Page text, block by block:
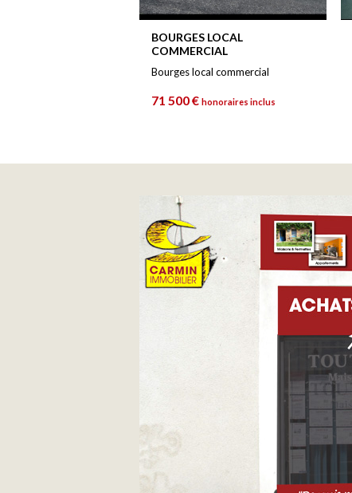
BOURGES LOCAL
COMMERCIAL
Bourges local commercial
71 500 € honoraires inclus